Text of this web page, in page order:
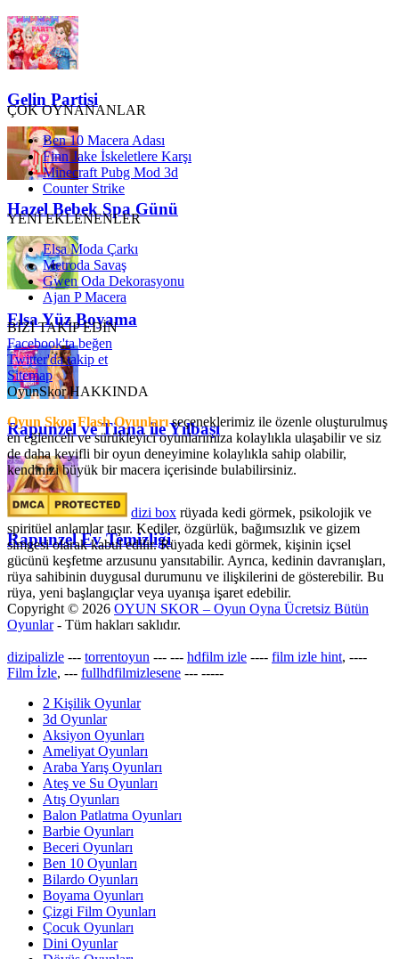
Gelin Partisi
Hazel Bebek Spa Günü
Elsa Yüz Boyama
Rapunzel ve Tiana ile Yılbaşı
Rapunzel Ev Temizliği
ÇOK OYNANANLAR
Ben 10 Macera Adası
Finn Jake İskeletlere Karşı
Minecraft Pubg Mod 3d
Counter Strike
YENİ EKLENENLER
Elsa Moda Çarkı
Metroda Savaş
Gwen Oda Dekorasyonu
Ajan P Macera
BİZİ TAKİP EDİN
Facebook'ta beğen
Twitter'da takip et
Sitemap
OyunSkor HAKKINDA
Oyun Skor Flash Oyunlarıseçeneklerimiz ile özenle oluşturulmuş
en eğlenceli ve sürükleyici oyunlarımıza kolaylıkla ulaşabilir ve siz
de daha keyifli bir oyun deneyimine kolaylıkla sahip olabilir,
kendinizi büyük bir macera içerisinde bulabilirsiniz.
dizi box rüyada kedi görmek​, psikolojik ve
spiritüel anlamlar taşır. Kediler, özgürlük, bağımsızlık ve gizem
simgesi olarak kabul edilir. Rüyada kedi görmek, kişinin içsel
gücünü keşfetme arzusunu yansıtabilir. Ayrıca, kedinin davranışları,
rüya sahibinin duygusal durumunu ve ilişkilerini de gösterebilir. Bu
rüya, yeni başlangıçlar veya uyanışa işaret edebilir.
Copyright © 2026 OYUN SKOR – Oyun Oyna Ücretsiz Bütün
Oyunlar- Tüm hakları saklıdır.
dizipalizle --- torrentoyun --- --- hdfilm izle ---- film izle hint, ----
Film İzle, --- fullhdfilmizlesene --- -----
2 Kişilik Oyunlar
3d Oyunlar
Aksiyon Oyunları
Ameliyat Oyunları
Araba Yarış Oyunları
Ateş ve Su Oyunları
Atış Oyunları
Balon Patlatma Oyunları
Barbie Oyunları
Beceri Oyunları
Ben 10 Oyunları
Bilardo Oyunları
Boyama Oyunları
Çizgi Film Oyunları
Çocuk Oyunları
Dini Oyunlar